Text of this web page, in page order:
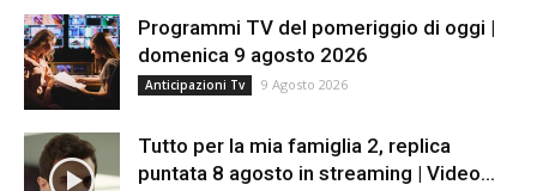
Programmi TV del pomeriggio di oggi |
domenica 9 agosto 2026
Anticipazioni Tv 9 Agosto 2026
Tutto per la mia famiglia 2, replica
puntata 8 agosto in streaming | Video...